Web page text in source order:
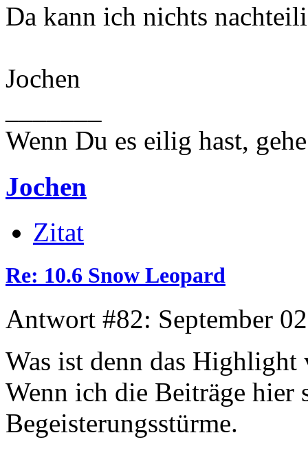
Da kann ich nichts
Jochen
Wenn Du es eilig hast,
Jochen
Zitat
Re: 10.6 Snow Leopard
Antwort #82: September
Was ist denn das
Wenn ich die Beiträge hier
Begeisterungsstürme.